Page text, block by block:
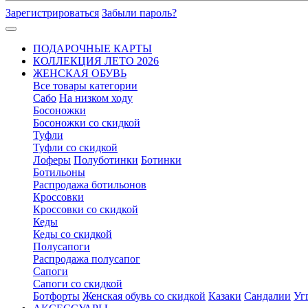
Зарегистрироваться Забыли пароль?
ПОДАРОЧНЫЕ КАРТЫ
КОЛЛЕКЦИЯ ЛЕТО 2026
ЖЕНСКАЯ ОБУВЬ
Все товары категории
Сабо На низком ходу
Босоножки
Босоножки со скидкой
Туфли
Туфли со скидкой
Лоферы Полуботинки Ботинки
Ботильоны
Распродажа ботильонов
Кроссовки
Кроссовки со скидкой
Кеды
Кеды со скидкой
Полусапоги
Распродажа полусапог
Сапоги
Сапоги со скидкой
Ботфорты Женская обувь со скидкой Казаки Сандалии